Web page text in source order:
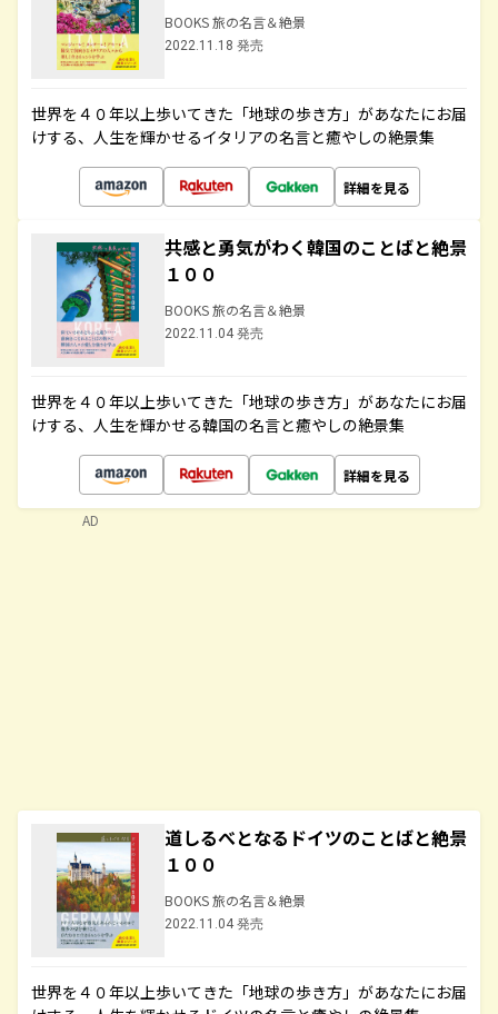
BOOKS 旅の名言＆絶景
2022.11.18 発売
世界を４０年以上歩いてきた「地球の歩き方」があなたにお届
けする、人生を輝かせるイタリアの名言と癒やしの絶景集
詳細を見る
共感と勇気がわく韓国のことばと絶景
１００
BOOKS 旅の名言＆絶景
2022.11.04 発売
世界を４０年以上歩いてきた「地球の歩き方」があなたにお届
けする、人生を輝かせる韓国の名言と癒やしの絶景集
詳細を見る
道しるべとなるドイツのことばと絶景
１００
BOOKS 旅の名言＆絶景
2022.11.04 発売
世界を４０年以上歩いてきた「地球の歩き方」があなたにお届
AD